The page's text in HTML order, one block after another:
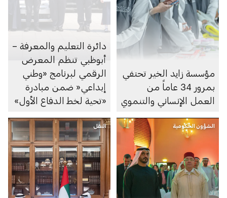
مؤسسة زايد الخير تحتفي
بمرور 34 عاماً من
العمل الإنساني والتنموي
دائرة التعليم والمعرفة –
أبوظبي تنظم المعرض
الرقمي لبرنامج «وطني
إبداعي« ضمن مبادرة
«تحية لخط الدفاع الأول»
الشؤون الحكومية النقل